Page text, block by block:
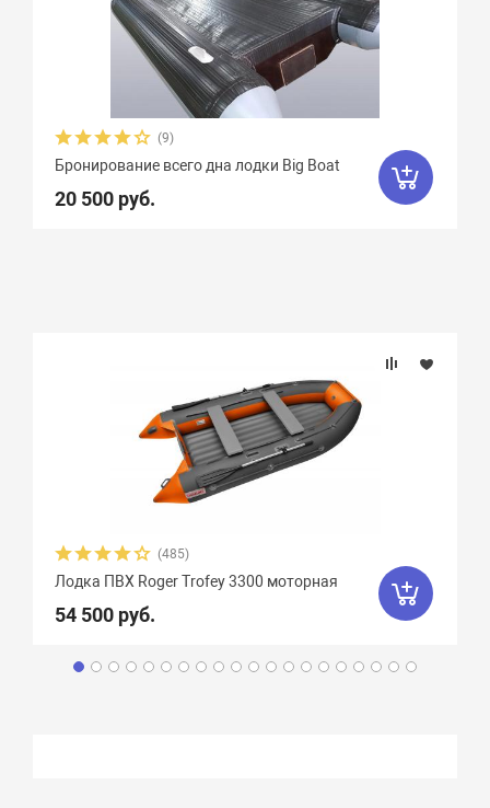
(9)
Бронирование всего дна лодки Big Boat
20 500 руб.
(485)
Лодка ПВХ Roger Trofey 3300 моторная
54 500 руб.